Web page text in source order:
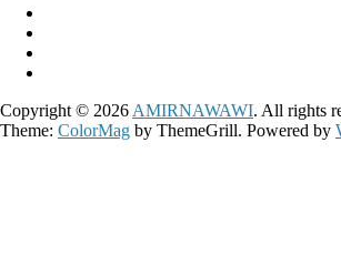
Copyright © 2026 AMIRNAWAWI. All rights
Theme: ColorMag by ThemeGrill. Powered by